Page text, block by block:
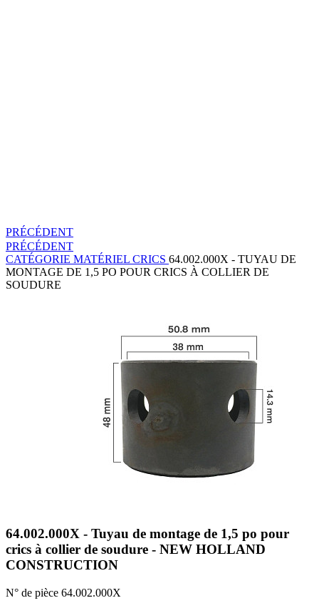
PRÉCÉDENT
PRÉCÉDENT
CATÉGORIE MATÉRIEL CRICS 64.002.000X - TUYAU DE
MONTAGE DE 1,5 PO POUR CRICS À COLLIER DE
SOUDURE
64.002.000X - Tuyau de montage de 1,5 po pour
crics à collier de soudure - NEW HOLLAND
CONSTRUCTION
N° de pièce 64.002.000X